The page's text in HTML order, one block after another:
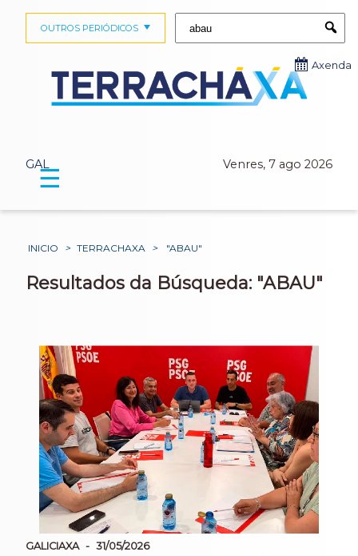
GAL Venres, 7 ago 2026
OUTROS PERIÓDICOS
Axenda
☰
INICIO > TERRACHAXA > "ABAU"
Resultados da Búsqueda: "ABAU"
GALICIAXA 31/05/2026